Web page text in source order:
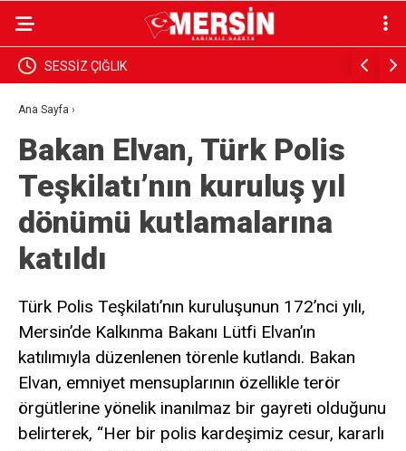
SESSİZ ÇIĞLIK
Ana Sayfa ›
Bakan Elvan, Türk Polis
Teşkilatı’nın kuruluş yıl
dönümü kutlamalarına
katıldı
Türk Polis Teşkilatı’nın kuruluşunun 172’nci yılı,
Mersin’de Kalkınma Bakanı Lütfi Elvan’ın
katılımıyla düzenlenen törenle kutlandı. Bakan
Elvan, emniyet mensuplarının özellikle terör
örgütlerine yönelik inanılmaz bir gayreti olduğunu
belirterek, “Her bir polis kardeşimiz cesur, kararlı